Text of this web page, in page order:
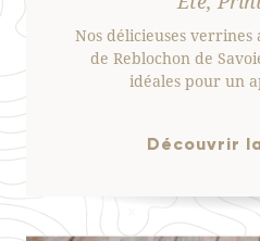
Nos délicieuses
de Reblochon de
idéales pour un
Découvrir